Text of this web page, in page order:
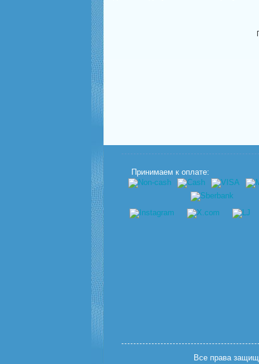
Принимаем к оплате:
Все права